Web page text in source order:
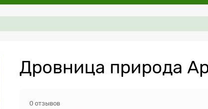
Дровница природа
0 отзывов